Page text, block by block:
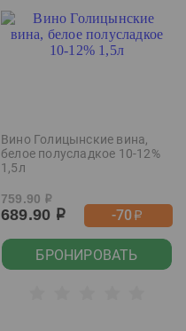
Вино Голицынские вина,
белое полусладкое 10-12%
1,5л
759.90 р
689.90 р -70р
БРОНИРОВАТЬ